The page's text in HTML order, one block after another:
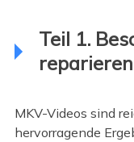
Teil 1.
reparieren
MKV-Videos sind
hervorragende